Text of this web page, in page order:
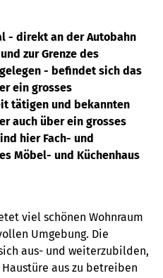
- direkt an der Autobahn
zur Grenze des
- befindet sich das
ein grosses
tätigen und bekannten
auch über ein grosses
hier Fach- und
Möbel- und Küchenhaus
viel schönen Wohnraum
Umgebung. Die
aus- und weiterzubilden,
aus zu betreiben